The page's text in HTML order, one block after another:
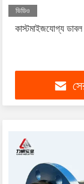
ভিডিও
কাস্টমাইজযোগ্য ডাবল